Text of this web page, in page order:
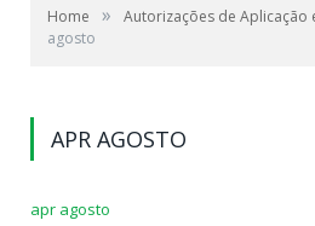
Home » Autorizações de Aplicação
agosto
APR AGOSTO
apr agosto